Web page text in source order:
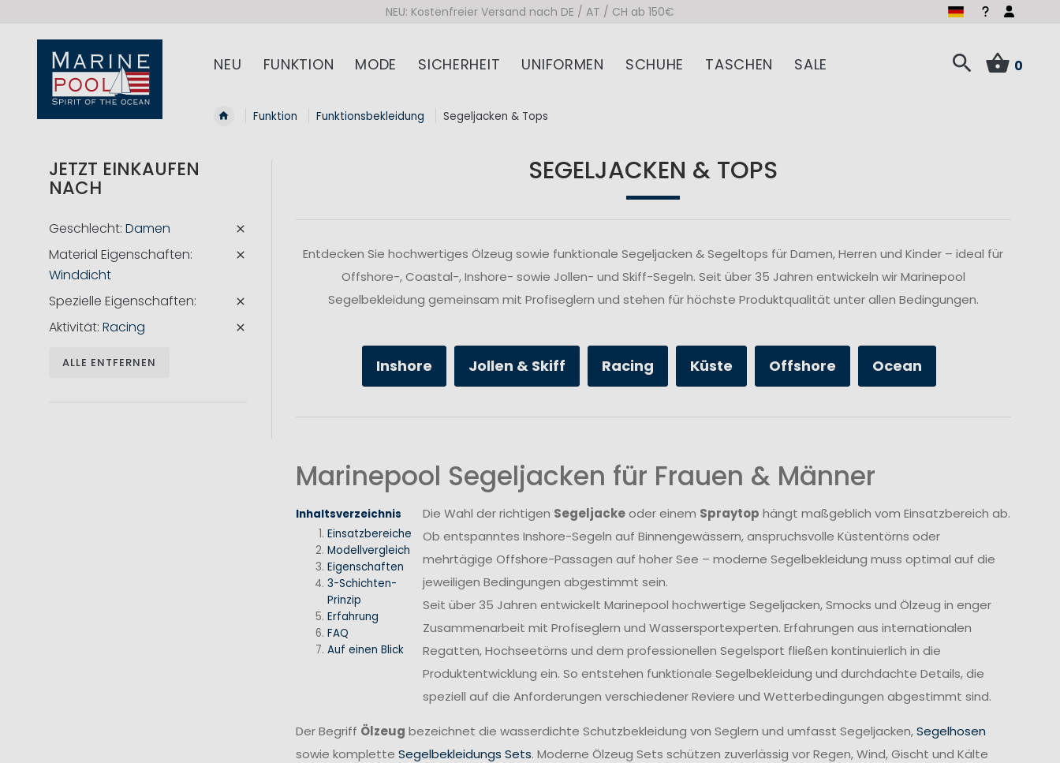
NEU: Kostenfreier Versand nach DE / AT / CH ab 150€
NEU FUNKTION MODE SICHERHEIT UNIFORMEN SCHUHE TASCHEN SALE 0
Funktion Funktionsbekleidung Segeljacken & Tops
SEGELJACKEN & TOPS
Entdecken Sie hochwertiges Ölzeug sowie funktionale Segeljacken & Segeltops für Damen, Herren und Kinder – ideal für
Offshore-, Coastal-, Inshore- sowie Jollen- und Skiff-Segeln. Seit über 35 Jahren entwickeln wir Marinepool
Segelbekleidung gemeinsam mit Profiseglern und stehen für höchste Produktqualität unter allen Bedingungen.
Inshore Jollen & Skiff Racing Küste Offshore Ocean
Marinepool Segeljacken für Frauen & Männer
Inhaltsverzeichnis
Einsatzbereiche
Modellvergleich
Eigenschaften
3-Schichten-
Prinzip
Erfahrung
FAQ
Auf einen Blick
Die Wahl der richtigen Segeljackeoder einem Spraytop hängt maßgeblich vom Einsatzbereich ab.
Ob entspanntes Inshore-Segeln auf Binnengewässern, anspruchsvolle Küstentörns oder
mehrtägige Offshore-Passagen auf hoher See – moderne Segelbekleidung muss optimal auf die
jeweiligen Bedingungen abgestimmt sein.
Seit über 35 Jahren entwickelt Marinepool hochwertige Segeljacken, Smocks und Ölzeug in enger
Zusammenarbeit mit Profiseglern und Wassersportexperten. Erfahrungen aus internationalen
Regatten, Hochseetörns und dem professionellen Segelsport fließen kontinuierlich in die
Produktentwicklung ein. So entstehen funktionale Segelbekleidung und durchdachte Details, die
speziell auf die Anforderungen verschiedener Reviere und Wetterbedingungen abgestimmt sind.
Der Begriff Ölzeug bezeichnet die wasserdichte Schutzbekleidung von Seglern und umfasst Segeljacken,Segelhosen
sowie komplette Segelbekleidungs Sets. Moderne Ölzeug Sets schützen zuverlässig vor Regen, Wind, Gischt und Kälte
JETZT EINKAUFEN
NACH
Geschlecht Damen
Material Eigenschaften
Winddicht
Spezielle Eigenschaften
Aktivität Racing
ALLE ENTFERNEN